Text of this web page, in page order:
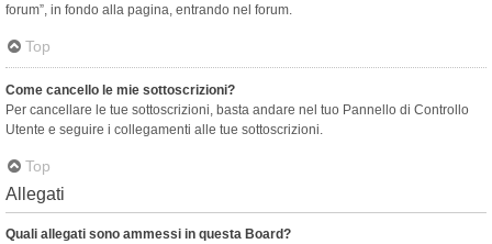
forum”, in fondo alla pagina, entrando nel forum.
Top
Come cancello le mie sottoscrizioni?
Per cancellare le tue sottoscrizioni, basta andare nel tuo Pannello di Controllo
Utente e seguire i collegamenti alle tue sottoscrizioni.
Top
Allegati
Quali allegati sono ammessi in questa Board?